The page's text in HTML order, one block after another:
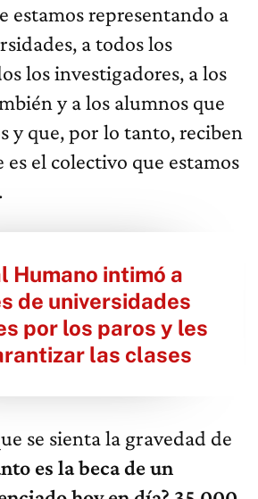
estamos representando a
a todos los
los investigadores, a los
y a los alumnos que
y que, por lo tanto, reciben
es el colectivo que estamos
Humano intimó a
de universidades
por los paros y les
las clases
se sienta la gravedad de
es la beca de un